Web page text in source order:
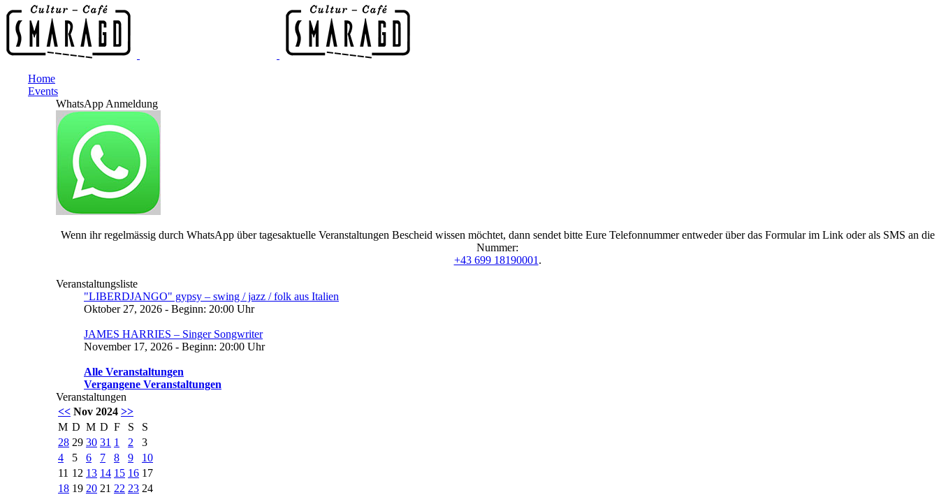
Home
Events
WhatsApp Anmeldung
Wenn ihr regelmässig durch WhatsApp über tagesaktuelle Veranstaltungen Bescheid wissen möchtet, dann sendet bitte Eure Telefonnummer entweder über das Formular im Link oder als SMS an die
Nummer:
+43 699 18190001 .
Veranstaltungsliste
"LIBERDJANGO" gypsy – swing / jazz / folk aus Italien
Oktober 27, 2026 - Beginn: 20:00 Uhr
JAMES HARRIES – Singer Songwriter
November 17, 2026 - Beginn: 20:00 Uhr
Alle Veranstaltungen
Vergangene Veranstaltungen
Veranstaltungen
<< Nov 2024 >>
M D M D F S
S
28 29 30 31 1 2
3
4
5 6 7 8 9
10
11 12 13 14 15 16 17
18 19 20 21 22 23 24